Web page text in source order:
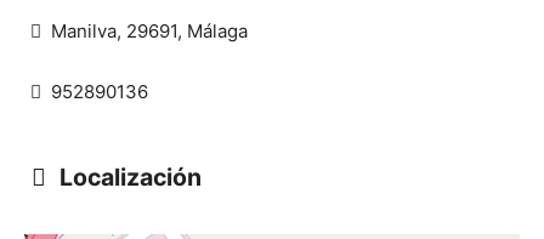
Manilva, 29691, Málaga
952890136
Localización